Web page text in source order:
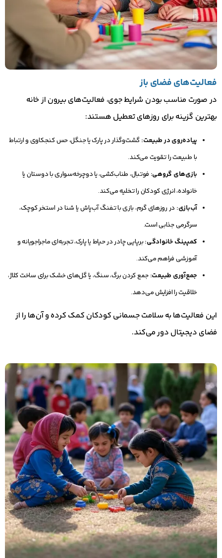
فعالیت‌های فضای باز
در صورت مناسب بودن شرایط جوی، فعالیت‌های بیرون از خانه
بهترین گزینه برای روزهای تعطیل هستند:
پیاده‌روی در طبیعت: گشت‌وگذار در پارک یا جنگل، حس کنجکاوی و ارتباط
با طبیعت را تقویت می‌کند.
بازی‌های گروهی: فوتبال، طناب‌کشی، یا دوچرخه‌سواری با دوستان یا
خانواده، انرژی کودکان را تخلیه می‌کند.
آب‌بازی: در روزهای گرم، بازی با تفنگ آب‌پاش یا شنا در استخر کوچک،
سرگرمی جذابی است.
کمپینگ خانوادگی: برپایی چادر در حیاط یا پارک، تجربه‌ای ماجراجویانه و
آموزشی فراهم می‌کند.
جمع‌آوری طبیعت: جمع کردن برگ، سنگ، یا گل‌های خشک برای ساخت کلاژ،
خلاقیت را افزایش می‌دهد.
این فعالیت‌ها به سلامت جسمانی کودکان کمک کرده و آن‌ها را از
فضای دیجیتال دور می‌کند.